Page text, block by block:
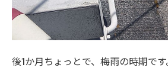
後1か月ちょっとで、梅雨の時期です